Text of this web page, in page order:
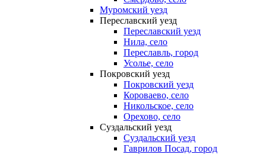
Муромский уезд
Переславский уезд
Переславский уезд
Нила, село
Переславль, город
Усолье, село
Покровский уезд
Покровский уезд
Короваево, село
Никольское, село
Орехово, село
Суздальский уезд
Суздальский уезд
Гаврилов Посад, город